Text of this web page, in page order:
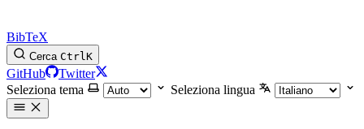
BibTeX
Cerca CtrlK
GitHub
Twitter
Seleziona tema
Seleziona lingua